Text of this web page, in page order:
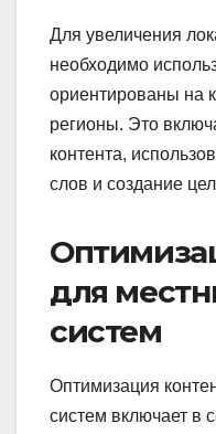
Для увеличения
необходимо
ориентированы на
регионы. Это
контента,
слов и создание
для
систем
Оптимизация
систем включает в